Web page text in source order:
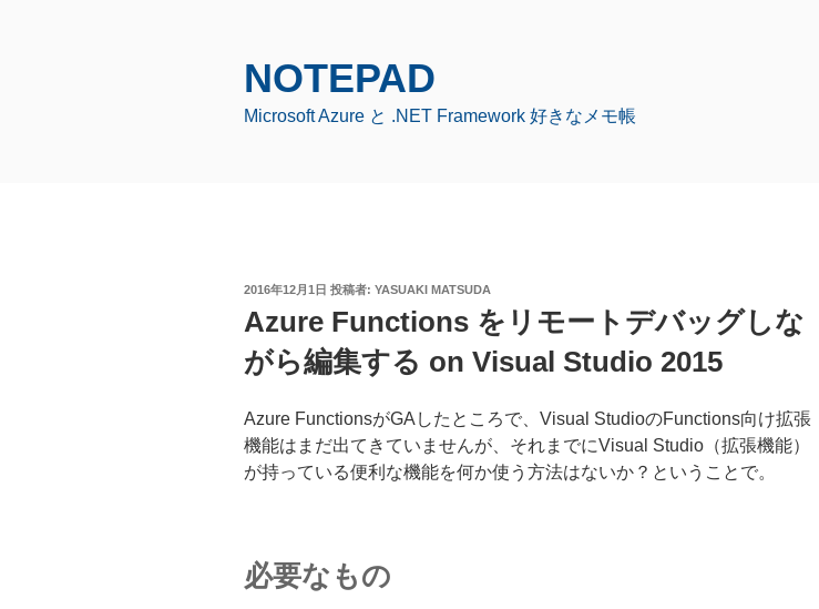
NOTEPAD
Microsoft Azure と .NET Framework 好きなメモ帳
投
日:
2016年12月1日 投稿者: YASUAKI MATSUDA
Azure Functions をリモートデバッグしな
がら編集する on Visual Studio 2015
Azure FunctionsがGAしたところで、Visual StudioのFunctions向け拡張
機能はまだ出てきていませんが、それまでにVisual Studio（拡張機能）
が持っている便利な機能を何か使う方法はないか？ということで。
必要なもの